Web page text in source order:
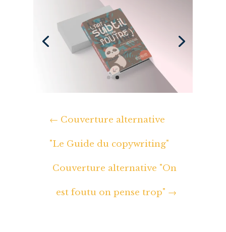
← Couverture alternative
"Le Guide du copywriting"
Couverture alternative "On
est foutu on pense trop" →